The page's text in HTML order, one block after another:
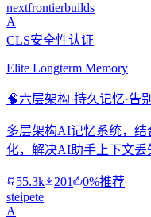
nextfrontierbuilds
A
CLS安全性认证
Elite Longterm Memory
🧠六层架构·持久记忆·告
多层架构AI记忆系统，结
化，解决AI助手上下文丢
55.3k 201
0%推荐
steipete
A